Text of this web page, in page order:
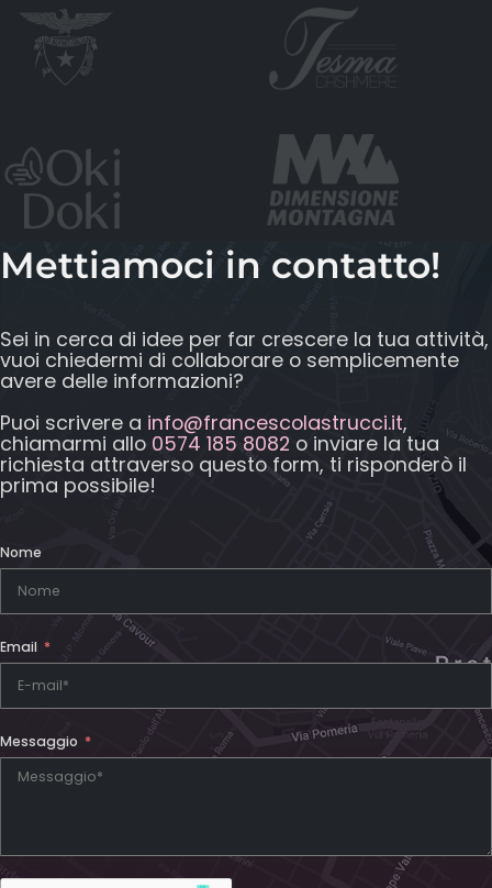
Mettiamoci in contatto!
Sei in cerca di idee per far crescere la tua attività,
vuoi chiedermi di collaborare o semplicemente
avere delle informazioni?
Puoi scrivere a info@francescolastrucci.it,
chiamarmi allo 0574 185 8082 o inviare la tua
richiesta attraverso questo form, ti risponderò il
prima possibile!
Nome
Email
Messaggio